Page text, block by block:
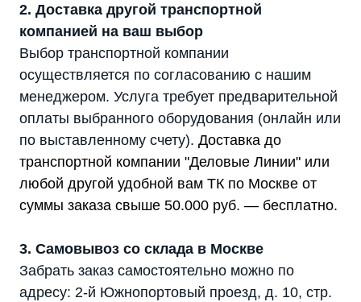
2. Доставка другой транспортной
компанией на ваш выбор
Выбор транспортной компании
осуществляется по согласованию с нашим
менеджером. Услуга требует предварительной
оплаты выбранного оборудования (онлайн или
по выставленному счету). Доставка до
транспортной компании "Деловые Линии" или
любой другой удобной вам ТК по Москве от
суммы заказа свыше 50.000 руб. — бесплатно.
3. Самовывоз со склада в Москве
Забрать заказ самостоятельно можно по
адресу: 2-й Южнопортовый проезд, д. 10, стр.